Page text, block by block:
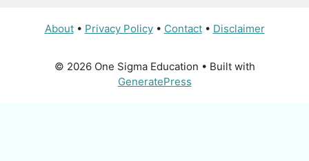
About• Privacy Policy• Contact• Disclaimer
© 2026 One Sigma Education • Built with
GeneratePress